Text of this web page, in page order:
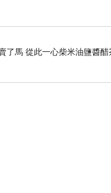
了馬 從此一心柴米油鹽醬醋